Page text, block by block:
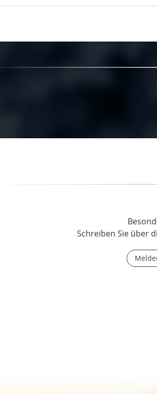
Schreiben Sie über